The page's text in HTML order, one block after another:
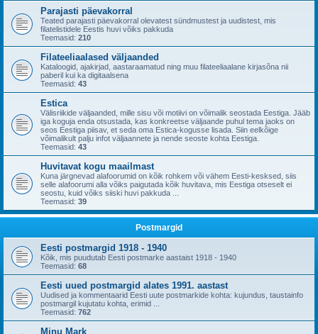
Parajasti päevakorral
Teated parajasti päevakorral olevatest sündmustest ja uudistest, mis
filatelistidele Eestis huvi võiks pakkuda
Teemasid: 210
Filateeliaalased väljaanded
Kataloogid, ajakirjad, aastaraamatud ning muu filateeliaalane kirjasõna nii
paberil kui ka digitaalsena
Teemasid: 43
Estica
Välisriikide väljaanded, mille sisu või motiivi on võimalik seostada Eestiga. Jääb
iga koguja enda otsustada, kas konkreetse väljaande puhul tema jaoks on
seos Eestiga piisav, et seda oma Estica-kogusse lisada. Siin eelkõige
võimalikult palju infot väljaannete ja nende seoste kohta Eestiga.
Teemasid: 43
Huvitavat kogu maailmast
Kuna järgnevad alafoorumid on kõik rohkem või vähem Eesti-kesksed, siis
selle alafoorumi alla võiks paigutada kõik huvitava, mis Eestiga otseselt ei
seostu, kuid võiks siiski huvi pakkuda ...
Teemasid: 39
Postmargid
Eesti postmargid 1918 - 1940
Kõik, mis puudutab Eesti postmarke aastaist 1918 - 1940
Teemasid: 68
Eesti uued postmargid alates 1991. aastast
Uudised ja kommentaarid Eesti uute postmarkide kohta: kujundus, taustainfo
postmargil kujutatu kohta, erimid ...
Teemasid: 762
Minu Mark